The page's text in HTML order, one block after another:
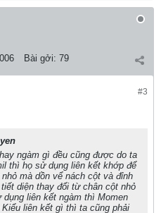
Bài gởi: 79
#3
ngàm gì đều cũng được do ta
thì họ sử dụng liên kết khớp để
mà dồn vể nách cột và đỉnh
diện thay đổi từ chân cột nhỏ
liên kết ngàm thì Momen
liên kết gì thì ta cũng phải